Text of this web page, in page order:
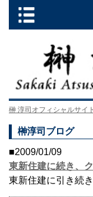
榊 淳司オフィシャルサイト
榊淳司ブログ
■2009/01/09
東新住建に続き、
東新住建に引き続